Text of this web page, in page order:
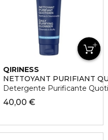
QIRINESS
NETTOYANT PURIFIANT
Detergente Purificante
40,00 €